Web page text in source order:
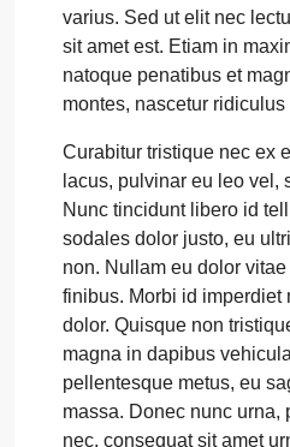
varius. Sed ut elit nec
sit amet est. Etiam in
natoque penatibus et
montes, nascetur ridiculus
Curabitur tristique nec ex
lacus, pulvinar eu leo vel,
Nunc tincidunt libero id
sodales dolor justo, eu
non. Nullam eu dolor
finibus. Morbi id imperdiet
dolor. Quisque non
magna in dapibus
pellentesque metus, eu
massa. Donec nunc urna,
nec, consequat sit amet